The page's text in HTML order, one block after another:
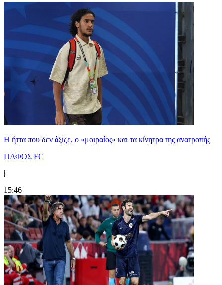
Η ήττα που δεν άξιζε, ο «μοιραίος» και τα κίνητρα της ανατροπής
ΠΑΦΟΣ FC
|
15:46